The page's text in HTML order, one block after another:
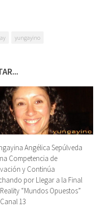
yungayino
Angélica Sepúlveda
Competencia de
y Continúa
por Llegar a la Final
“Mundos Opuestos”
13